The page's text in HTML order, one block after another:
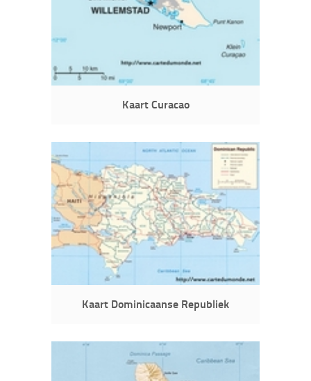
Kaart Curacao
Kaart Dominicaanse Republiek